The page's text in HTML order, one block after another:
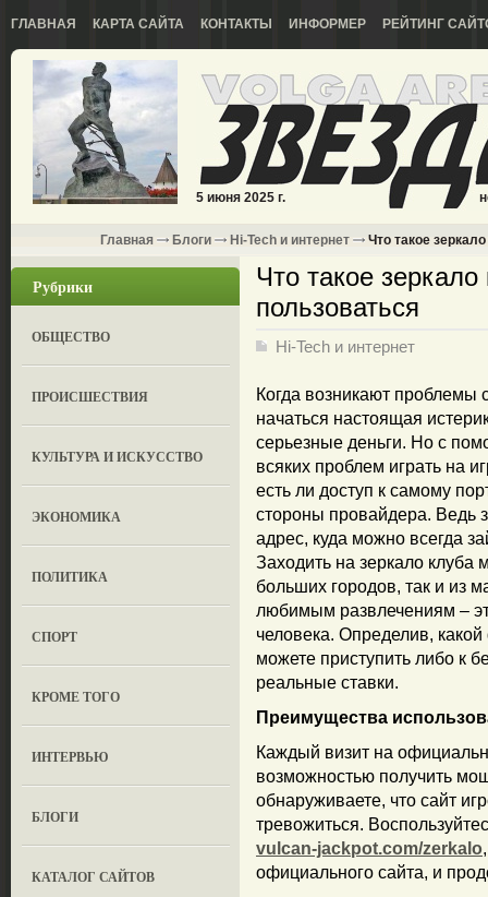
ГЛАВНАЯ КАРТА САЙТА КОНТАКТЫ ИНФОРМЕР РЕЙТИНГ
5 июня 2025 г.
Главная Блоги Hi-Tech и интернет Что такое
Рубрики
ОБЩЕСТВО
ПРОИСШЕСТВИЯ
КУЛЬТУРА И ИСКУССТВО
ЭКОНОМИКА
ПОЛИТИКА
СПОРТ
КРОМЕ ТОГО
ИНТЕРВЬЮ
БЛОГИ
КАТАЛОГ САЙТОВ
Что такое
пользоваться
Hi-Tech и интернет
Когда возникают проблемы
начаться настоящая
серьезные деньги. Но с
всяких проблем играть на
есть ли доступ к самому
стороны провайдера. Ведь
адрес, куда можно всегда
Заходить на зеркало клуба
больших городов, так и из
любимым развлечениям –
человека. Определив,
можете приступить либо к
реальные ставки.
Преимущества
Каждый визит на
возможностью получить
обнаруживаете, что сайт
тревожиться.
vulcan-jackpot.com/zerkalo
официального сайта, и